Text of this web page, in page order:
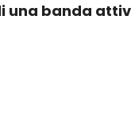
una banda